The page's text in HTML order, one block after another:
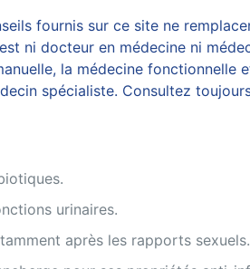
fournis sur ce site ne
ni docteur en médecine ni
la médecine
spécialiste. Consultez
urinaires.
après les rapports sexuels.